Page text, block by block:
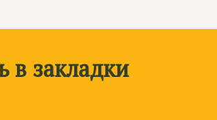
в закладки